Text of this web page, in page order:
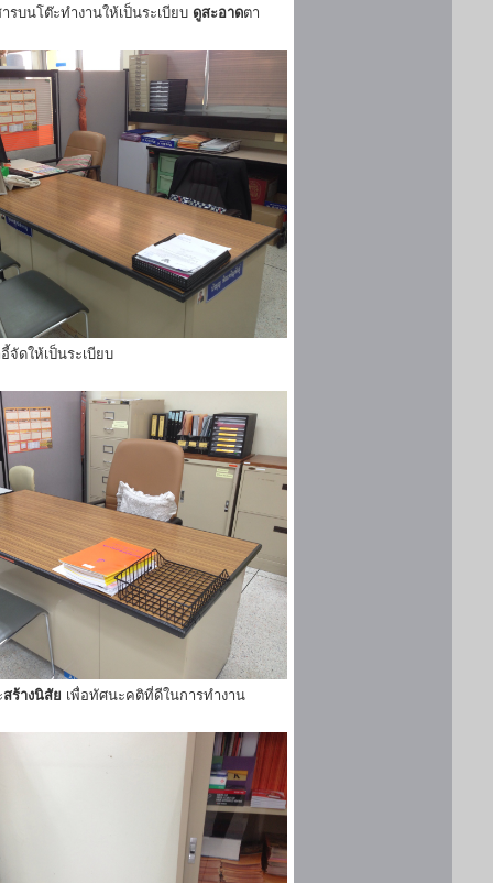
ารบนโต๊ะทำงานให้เป็นระเบียบ ดูสะอาดตา
จัดให้เป็นระเบียบ
สร้างนิสัย เพื่อทัศนะคติที่ดีในการทำงาน